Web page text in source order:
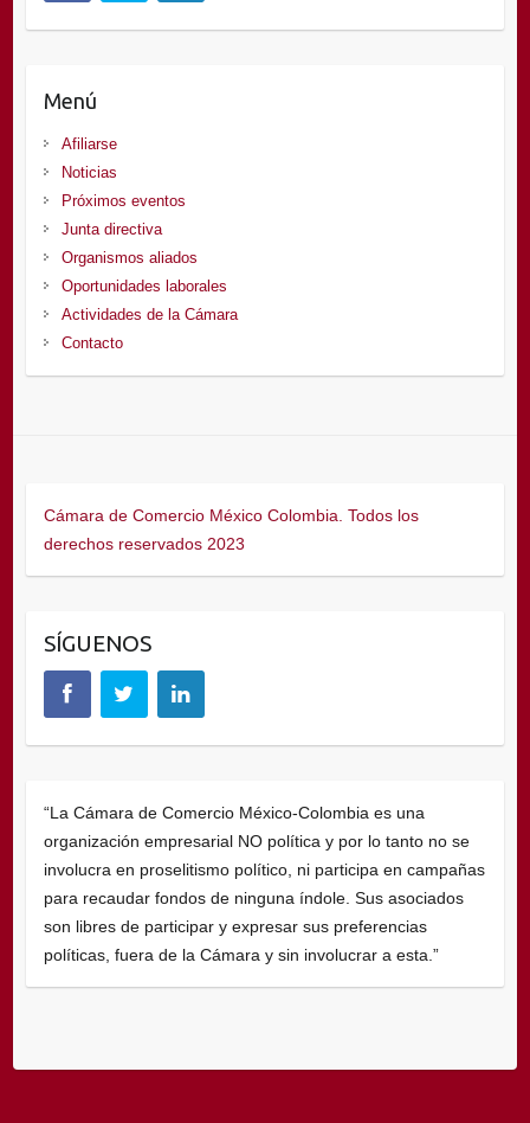
Menú
Afiliarse
Noticias
Próximos eventos
Junta directiva
Organismos aliados
Oportunidades laborales
Actividades de la Cámara
Contacto
Cámara de Comercio México Colombia. Todos los
derechos reservados 2023
SÍGUENOS
“La Cámara de Comercio México-Colombia es una
organización empresarial NO política y por lo tanto no se
involucra en proselitismo político, ni participa en campañas
para recaudar fondos de ninguna índole. Sus asociados
son libres de participar y expresar sus preferencias
políticas, fuera de la Cámara y sin involucrar a esta.”